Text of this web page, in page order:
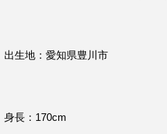
出生地：愛知県豊川市
身長：170cm